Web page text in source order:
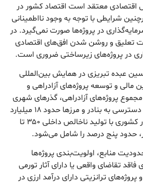
اقتصادی معتقد است اقتصاد کشور در
شرایطی با توجه به وجود نااطمینانی
در پروژه‌ها صورت نمی‌گیرد. در
تعلیق و روشن شدن افق‌های اقتصادی
در پروژه‌های زیرساختی ضروری است.
عبده تبریزی در همایش بین‌المللی
تأمین مالی و توسعه پروژه‌های آزادراهی و
پروژه‌های آزادراهی، گذرهای شهری
کلان‌شهرها و مسیرهای دسترسی به بنادر و مرزها حدود ۱۸ میلیارد
دلار برآورد می‌شود که در کشوری با تولید ناخالص داخلی ۳۵۰ تا
منابع، اولویت‌بندی پروژه‌ها
تقاضای واقعی یا دارای آثار تورمی
ترانزیتی دارای درآمد ارزی در